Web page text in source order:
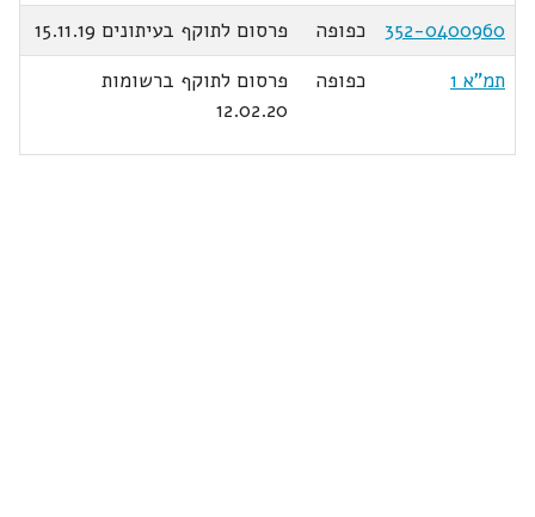
352-0400960
כפופה
פרסום לתוקף בעיתונים 15.11.19
תמ"א 1
כפופה
פרסום לתוקף ברשומות
12.02.20